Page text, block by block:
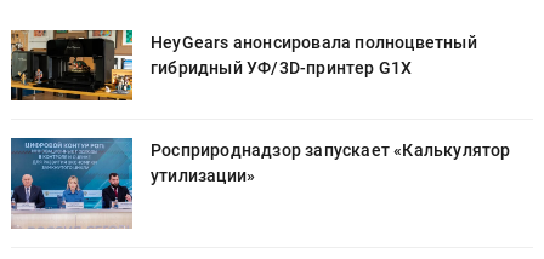
HeyGears анонсировала полноцветный
гибридный УФ/3D-принтер G1X
Росприроднадзор запускает «Калькулятор
утилизации»